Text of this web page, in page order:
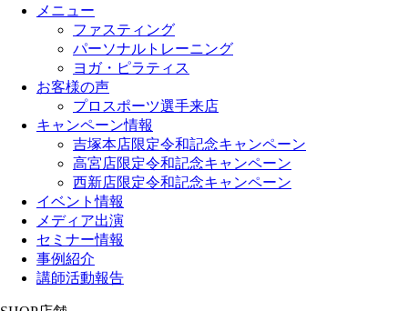
メニュー
ファスティング
パーソナルトレーニング
ヨガ・ピラティス
お客様の声
プロスポーツ選手来店
キャンペーン情報
吉塚本店限定令和記念キャンペーン
高宮店限定令和記念キャンペーン
西新店限定令和記念キャンペーン
イベント情報
メディア出演
セミナー情報
事例紹介
講師活動報告